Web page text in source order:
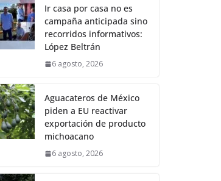
Ir casa por casa no es
campaña anticipada sino
recorridos informativos:
López Beltrán
6 agosto, 2026
Aguacateros de México
piden a EU reactivar
exportación de producto
michoacano
6 agosto, 2026